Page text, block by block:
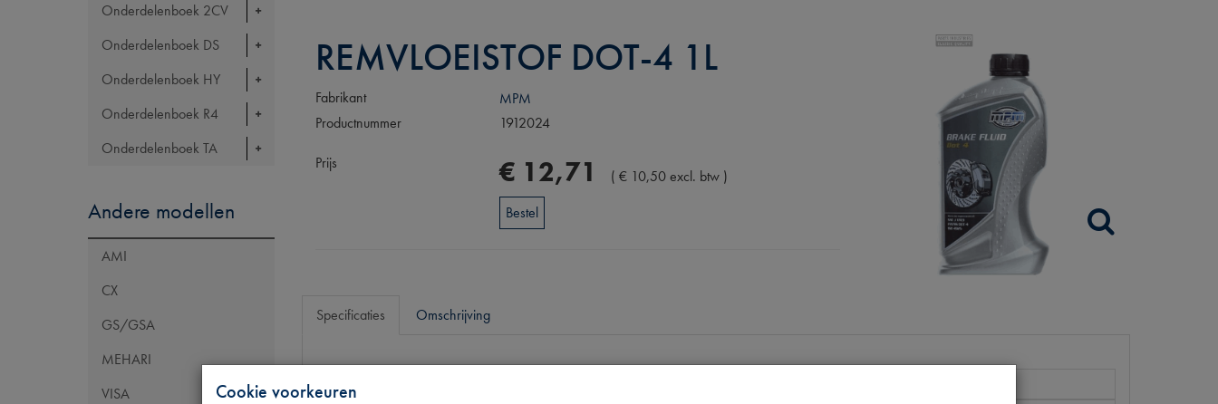
Onderdelenboek 2CV
Onderdelenboek DS
Onderdelenboek HY
Onderdelenboek R4
Onderdelenboek TA
Andere modellen
AMI
CX
GS/GSA
MEHARI
VISA
REMVLOEISTOF DOT-4 1L
Fabrikant
MPM
Productnummer
1912024
Prijs € 12,71 (€ 10,50excl. btw )
Bestel
Specificaties Omschrijving
Cookie voorkeuren